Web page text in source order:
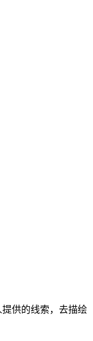
供的线索，去描绘